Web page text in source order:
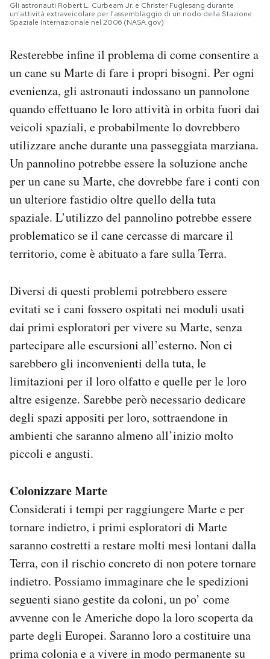
Gli astronauti Robert L. Curbeam Jr. e Christer Fuglesang durante
un’attività extraveicolare per l’assemblaggio di un nodo della Stazione
Spaziale Internazionale nel 2006 (NASA.gov)
Resterebbe infine il problema di come consentire a
un cane su Marte di fare i propri bisogni. Per ogni
evenienza, gli astronauti indossano un pannolone
quando effettuano le loro attività in orbita fuori dai
veicoli spaziali, e probabilmente lo dovrebbero
utilizzare anche durante una passeggiata marziana.
Un pannolino potrebbe essere la soluzione anche
per un cane su Marte, che dovrebbe fare i conti con
un ulteriore fastidio oltre quello della tuta
spaziale. L’utilizzo del pannolino potrebbe essere
problematico se il cane cercasse di marcare il
territorio, come è abituato a fare sulla Terra.
Diversi di questi problemi potrebbero essere
evitati se i cani fossero ospitati nei moduli usati
dai primi esploratori per vivere su Marte, senza
partecipare alle escursioni all’esterno. Non ci
sarebbero gli inconvenienti della tuta, le
limitazioni per il loro olfatto e quelle per le loro
altre esigenze. Sarebbe però necessario dedicare
degli spazi appositi per loro, sottraendone in
ambienti che saranno almeno all’inizio molto
piccoli e angusti.
Colonizzare Marte
Considerati i tempi per raggiungere Marte e per
tornare indietro, i primi esploratori di Marte
saranno costretti a restare molti mesi lontani dalla
Terra, con il rischio concreto di non potere tornare
indietro. Possiamo immaginare che le spedizioni
seguenti siano gestite da coloni, un po’ come
avvenne con le Americhe dopo la loro scoperta da
parte degli Europei. Saranno loro a costituire una
prima colonia e a vivere in modo permanente su